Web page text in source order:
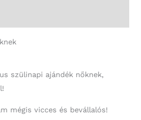
szülinapi ajándék nőknek,
mégis vicces és bevállalós!